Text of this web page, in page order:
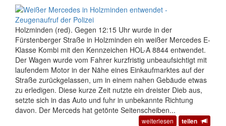
Holzminden (red). Gegen 12:15 Uhr wurde in der
Fürstenberger Straße in Holzminden ein weißer Mercedes E-
Klasse Kombi mit den Kennzeichen HOL-A 8844 entwendet.
Der Wagen wurde vom Fahrer kurzfristig unbeaufsichtigt mit
laufendem Motor in der Nähe eines Einkaufmarktes auf der
Straße zurückgelassen, um in einem nahen Gebäude etwas
zu erledigen. Diese kurze Zeit nutzte ein dreister Dieb aus,
setzte sich in das Auto und fuhr in unbekannte Richtung
davon. Der Merceds hat getönte Seitenscheiben...
weiterlesen teilen